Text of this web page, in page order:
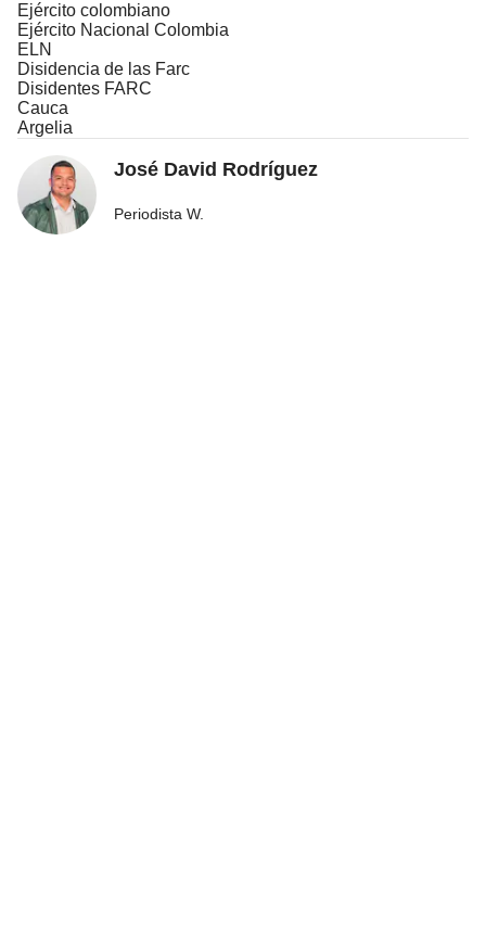
Ejército colombiano
Ejército Nacional Colombia
ELN
Disidencia de las Farc
Disidentes FARC
Cauca
Argelia
José David Rodríguez
Periodista W.